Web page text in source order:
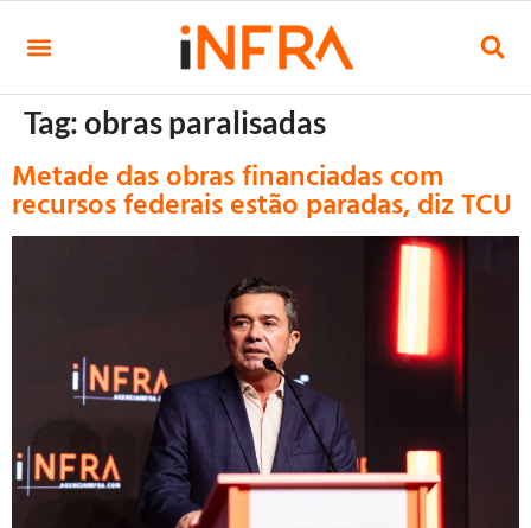
Tag:obras paralisadas
Metade das obras financiadas com
recursos federais estão paradas, diz TCU